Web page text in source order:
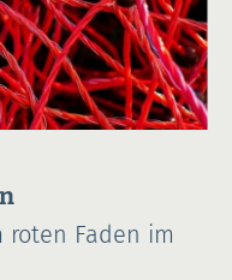
roten Faden im